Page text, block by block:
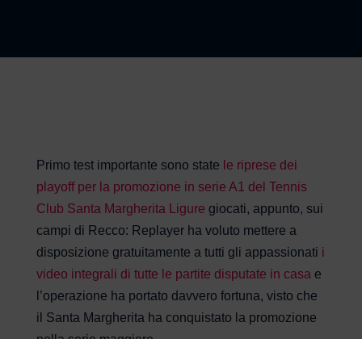
Primo test importante sono state le riprese dei
playoff per la promozione in serie A1 del Tennis
Club Santa Margherita Ligure giocati, appunto, sui
campi di Recco: Replayer ha voluto mettere a
disposizione gratuitamente a tutti gli appassionati i
video integrali di tutte le partite disputate in casa e
l’operazione ha portato davvero fortuna, visto che
il Santa Margherita ha conquistato la promozione